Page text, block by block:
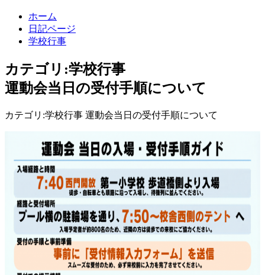
ホーム
日記ページ
学校行事
カテゴリ:学校行事
運動会当日の受付手順について
カテゴリ:学校行事 運動会当日の受付手順について